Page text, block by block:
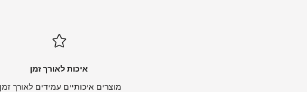
איכות לאורך זמן
מוצרים איכותיים עמידים לאורך